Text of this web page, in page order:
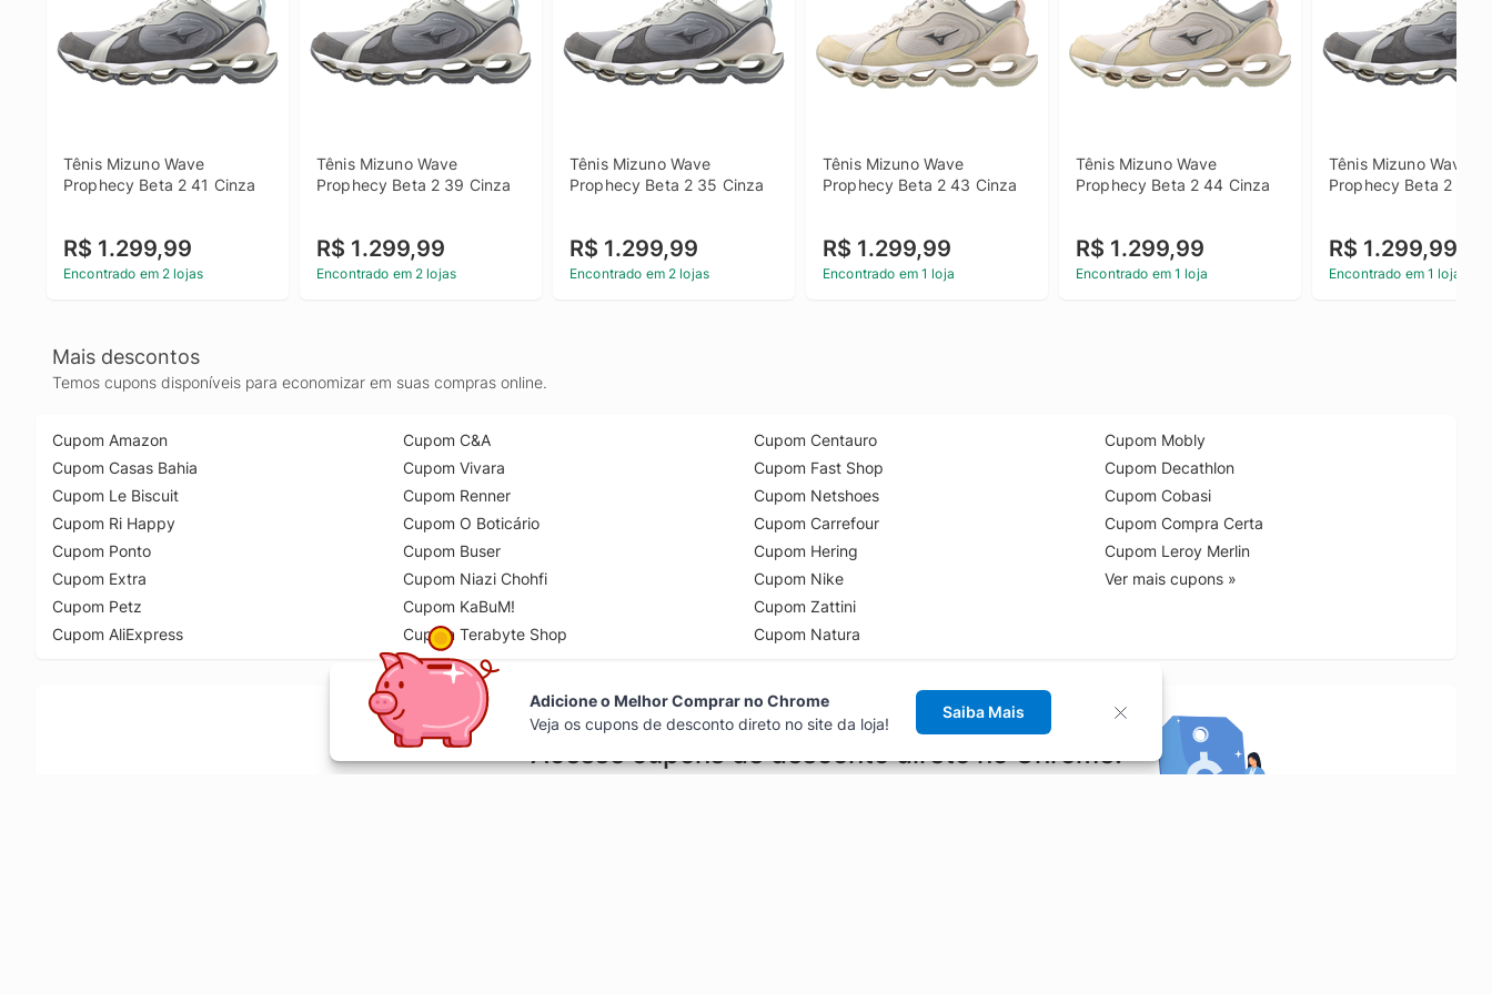
Tênis Mizuno Wave
Prophecy Beta 2 41 Cinza
R$ 1.299,99
Encontrado em 2 lojas
Tênis Mizuno Wave
Prophecy Beta 2 39 Cinza
R$ 1.299,99
Encontrado em 2 lojas
Tênis Mizuno Wave
Prophecy Beta 2 35 Cinza
R$ 1.299,99
Encontrado em 2 lojas
Tênis Mizuno Wave
Prophecy Beta 2 43 Cinza
R$ 1.299,99
Encontrado em 1 loja
Tênis Mizuno Wave
Prophecy Beta 2 44 Cinza
R$ 1.299,99
Encontrado em 1 loja
Tênis Mizuno Wave
Prophecy Beta 2 40
R$ 1.299,99
Encontrado em 1 loja
Mais descontos
Temos cupons disponíveis para economizar em suas compras online.
Cupom Amazon
Cupom Casas Bahia
Cupom Le Biscuit
Cupom Ri Happy
Cupom Ponto
Cupom Extra
Cupom Petz
Cupom AliExpress
Cupom C&A
Cupom Vivara
Cupom Renner
Cupom O Boticário
Cupom Buser
Cupom Niazi Chohfi
Cupom KaBuM!
Cupom Terabyte Shop
Cupom Centauro
Cupom Fast Shop
Cupom Netshoes
Cupom Carrefour
Cupom Hering
Cupom Nike
Cupom Zattini
Cupom Natura
Cupom Mobly
Cupom Decathlon
Cupom Cobasi
Cupom Compra Certa
Cupom Leroy Merlin
Ver mais cupons »
Acesse cupons de desconto direto no Chrome!
Adicione o Melhor Comprar no Chrome
Veja os cupons de desconto direto no site da loja!
Saiba Mais